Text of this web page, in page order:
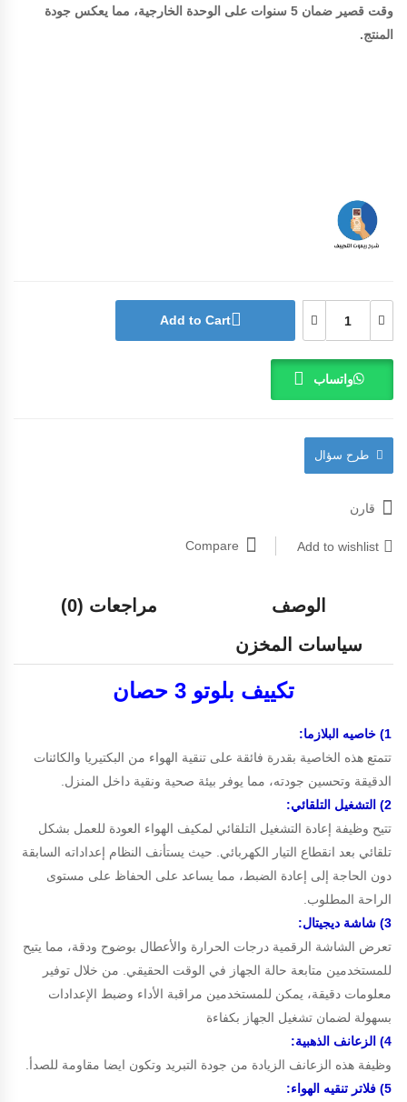
وقت قصير ضمان 5 سنوات على الوحدة الخارجية، مما يعكس جودة
المنتج.
Add to Cart
واتساب
طرح سؤال
قارن
Add to wishlist
Compare
الوصف
مراجعات (0)
سياسات المخزن
تكييف بلوتو 3 حصان
1) خاصيه البلازما:
تتمتع هذه الخاصية بقدرة فائقة على تنقية الهواء من البكتيريا والكائنات
الدقيقة وتحسين جودته، مما يوفر بيئة صحية ونقية داخل المنزل.
2) التشغيل التلقائي:
تتيح وظيفة إعادة التشغيل التلقائي لمكيف الهواء العودة للعمل بشكل
تلقائي بعد انقطاع التيار الكهربائي. حيث يستأنف النظام إعداداته السابقة
دون الحاجة إلى إعادة الضبط، مما يساعد على الحفاظ على مستوى
الراحة المطلوب.
3) شاشة ديجيتال:
تعرض الشاشة الرقمية درجات الحرارة والأعطال بوضوح ودقة، مما يتيح
للمستخدمين متابعة حالة الجهاز في الوقت الحقيقي. من خلال توفير
معلومات دقيقة، يمكن للمستخدمين مراقبة الأداء وضبط الإعدادات
بسهولة لضمان تشغيل الجهاز بكفاءة
4) الزعانف الذهبية:
وظيفة هذه الزعانف الزيادة من جودة التبريد وتكون ايضا مقاومة للصدأ.
5) فلاتر تنقيه الهواء: